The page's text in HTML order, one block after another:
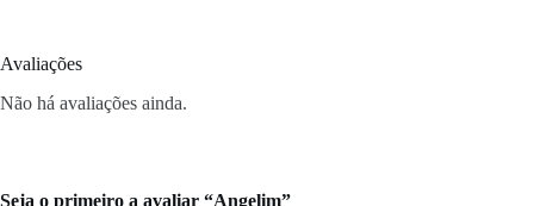
Avaliações
Não há avaliações ainda.
Seja o primeiro a avaliar “Angelim”